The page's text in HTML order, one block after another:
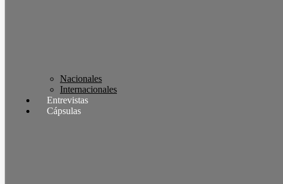
Nacionales
Internacionales
Entrevistas
Cápsulas